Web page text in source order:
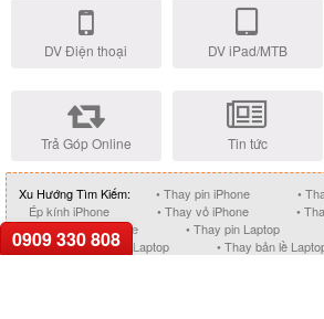
DV Điện thoại DV iPad/MTB
Trả Góp Online Tin tức
Xu Hướng Tìm Kiếm: • Thay pin iPhone •
Ép kính iPhone
• Thay vỏ iPhone •
Thay nút home iPhone
• Thay pin Laptop
• Thay bàn phím Laptop
• Thay bản lề
0909 330 808